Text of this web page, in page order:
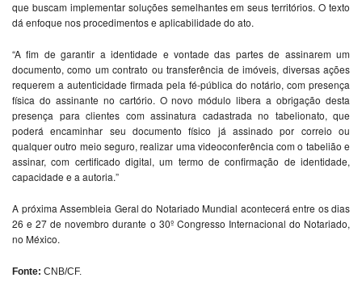
que buscam implementar soluções semelhantes em seus territórios. O texto
dá enfoque nos procedimentos e aplicabilidade do ato.
“A fim de garantir a identidade e vontade das partes de assinarem um
documento, como um contrato ou transferência de imóveis, diversas ações
requerem a autenticidade firmada pela fé-pública do notário, com presença
física do assinante no cartório. O novo módulo libera a obrigação desta
presença para clientes com assinatura cadastrada no tabelionato, que
poderá encaminhar seu documento físico já assinado por correio ou
qualquer outro meio seguro, realizar uma videoconferência com o tabelião e
assinar, com certificado digital, um termo de confirmação de identidade,
capacidade e a autoria.”
A próxima Assembleia Geral do Notariado Mundial acontecerá entre os dias
26 e 27 de novembro durante o 30º Congresso Internacional do Notariado,
no México.
Fonte: CNB/CF.